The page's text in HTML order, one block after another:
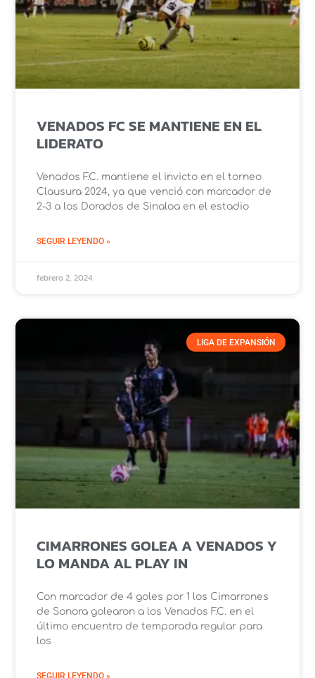
VENADOS FC SE MANTIENE EN EL
LIDERATO
Venados F.C. mantiene el invicto en el torneo
Clausura 2024, ya que venció con marcador de
2-3 a los Dorados de Sinaloa en el estadio
SEGUIR LEYENDO »
febrero 2, 2024
LIGA DE EXPANSIÓN
CIMARRONES GOLEA A VENADOS Y
LO MANDA AL PLAY IN
Con marcador de 4 goles por 1 los Cimarrones
de Sonora golearon a los Venados F.C. en el
último encuentro de temporada regular para
los